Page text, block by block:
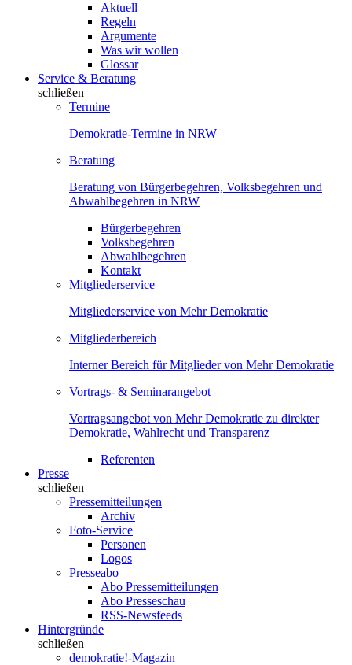
Aktuell
Regeln
Argumente
Was wir wollen
Glossar
Service & Beratung
schließen
Termine
Demokratie-Termine in NRW
Beratung
Beratung von Bürgerbegehren, Volksbegehren und
Abwahlbegehren in NRW
Bürgerbegehren
Volksbegehren
Abwahlbegehren
Kontakt
Mitgliederservice
Mitgliederservice von Mehr Demokratie
Mitgliederbereich
Interner Bereich für Mitglieder von Mehr Demokratie
Vortrags- & Seminarangebot
Vortragsangebot von Mehr Demokratie zu direkter
Demokratie, Wahlrecht und Transparenz
Referenten
Presse
schließen
Pressemitteilungen
Archiv
Foto-Service
Personen
Logos
Presseabo
Abo Pressemitteilungen
Abo Presseschau
RSS-Newsfeeds
Hintergründe
schließen
demokratie!-Magazin